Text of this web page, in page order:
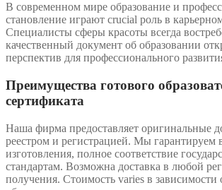
В современном мире образование и
становление играют crucial роль в
Специалисты сферы красоты всегда
качественный документ об образовании
перспектив для профессионального
Преимущества готового
сертификата
Наша фирма предоставляет оригинальные
реестром и регистрацией. Мы гарантируем
изготовления, полное соответствие
стандартам. Возможна доставка в любой
получения. Стоимость varies в зависимости